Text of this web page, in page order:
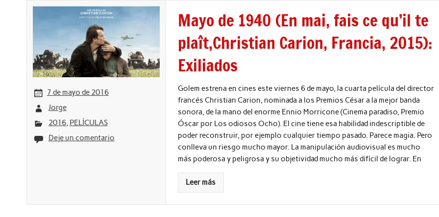
7 de mayo de 2016
Jorge
2016, PELÍCULAS
Deje un comentario
Mayo de 1940 (En mai, fais ce qu’il te
plaît,Christian Carion, Francia, 2015):
Exiliados
Golem estrena en cines este viernes 6 de mayo, la cuarta película del director
francés Christian Carion, nominada a los Premios César a la mejor banda
sonora, de la mano del enorme Ennio Morricone (Cinema paradiso, Premio
Óscar por Los odiosos Ocho). El cine tiene esa habilidad indescriptible de
poder reconstruir, por ejemplo cualquier tiempo pasado. Parece magia. Pero
conlleva un riesgo mucho mayor. La manipulación audiovisual es mucho
más poderosa y peligrosa y su objetividad mucho más difícil de lograr. En
Leer más